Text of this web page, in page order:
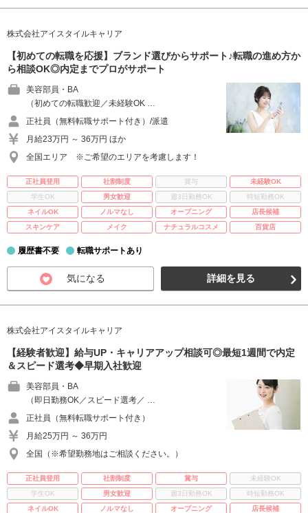
株式会社アイスタイルキャリア
【初めての転職を応援】ブランド選びからサポート♪転職の進め方か
ら相談OK◎内定までプロがサポート
美容部員・BA
（初めての転職歓迎／未経験OK …
正社員（無料転職サポート付き）/派遣
月給23万円 ～ 36万円 ほか
全国エリア ※ご希望のエリアを考慮します！
正社員登用 社割制度 賞与
未経験OK
学生OK
男女歓迎 週3日勤務OK
時短勤務OK
ネイルOK
ノルマなし オープニング
店長候補
スキンケア
メイク ナチュラルコスメ 百貨店
履歴書不要 転職サポートあり
気になる 詳細を見る
株式会社アイスタイルキャリア
【経験者歓迎】給与UP・キャリアアップ相談可◎最短1週間で内定
＆スピード選考◆早期入社歓迎
美容部員・BA
（即日勤務OK／スピード選考／ …
正社員（無料転職サポート付き）
月給25万円 ～ 36万円
全国（※希望勤務地はご相談ください。）
正社員登用 社割制度 賞与
未経験OK
学生OK
男女歓迎 週3日勤務OK
時短勤務OK
ネイルOK
ノルマなし オープニング
店長候補